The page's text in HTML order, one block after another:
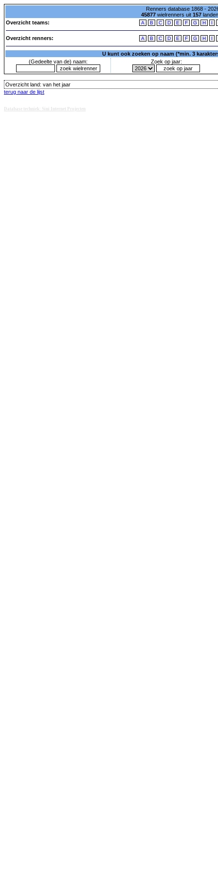
Renners database 1868 -
45877wielrenners uit 157
Overzicht teams:
A B C D E F G H I
Overzicht renners: A B C D E F G H I
U kunt ook zoeken op naam (*min. 3
(Gedeelte van de) naam:
Zoek op jaar:
Overzicht land: van het jaar
terug naar de lijst
Database techniek: Sini Internet Projecten